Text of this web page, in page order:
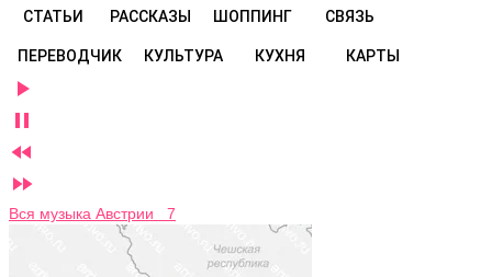
СТАТЬИ РАССКАЗЫ ШОППИНГ СВЯЗЬ
ПЕРЕВОДЧИК КУЛЬТУРА КУХНЯ КАРТЫ




Вся музыка Австрии 7